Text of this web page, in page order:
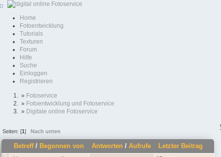
Home
Fotoentwicklung
Tutorials
Texturen
Forum
Hilfe
Suche
Einloggen
Registrieren
» Fotoservice
» Fotoentwicklung und Fotoservice
» Digitale online Fotoservice
Seiten: [1] Nach unten
Betreff/ Begonnen von Antworten / Aufrufe
Letzter Beitrag